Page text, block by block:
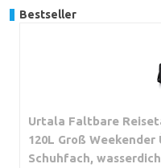
Bestseller
Urtala Faltbare
120L Groß
Schuhfach,